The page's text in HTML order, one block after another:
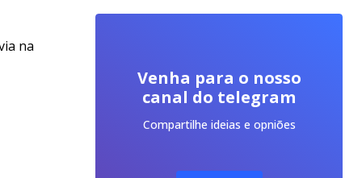
na
Venha para o nosso
canal do telegram
Compartilhe ideias e opniões